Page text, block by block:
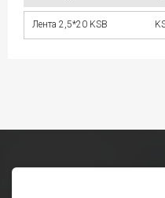
Лента 2,5*20 KSB